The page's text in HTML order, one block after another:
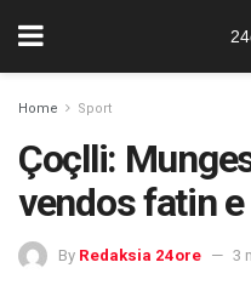
Home Sport
Çoçlli:
vendos fatin
By Redaksia 24ore 3